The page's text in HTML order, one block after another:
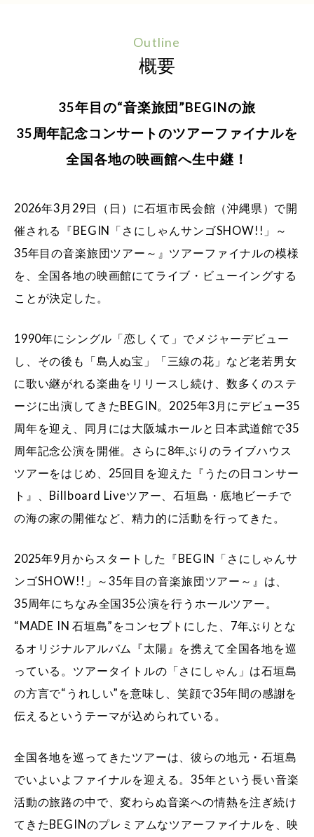
Outline
概要
35年目の“音楽旅団”BEGINの旅
35周年記念コンサートのツアーファイナルを
全国各地の映画館へ生中継！
2026年3月29日（日）に石垣市民会館（沖縄県）で開
催される『BEGIN「さにしゃんサンゴSHOW!!」～
35年目の音楽旅団ツアー～』ツアーファイナルの模様
を、全国各地の映画館にてライブ・ビューイングする
ことが決定した。
1990年にシングル「恋しくて」でメジャーデビュー
し、その後も「島人ぬ宝」「三線の花」など老若男女
に歌い継がれる楽曲をリリースし続け、数多くのステ
ージに出演してきたBEGIN。2025年3月にデビュー35
周年を迎え、同月には大阪城ホールと日本武道館で35
周年記念公演を開催。さらに8年ぶりのライブハウス
ツアーをはじめ、25回目を迎えた『うたの日コンサー
ト』、Billboard Liveツアー、石垣島・底地ビーチで
の海の家の開催など、精力的に活動を行ってきた。
2025年9月からスタートした『BEGIN「さにしゃんサ
ンゴSHOW!!」～35年目の音楽旅団ツアー～』は、
35周年にちなみ全国35公演を行うホールツアー。
“MADE IN 石垣島”をコンセプトにした、7年ぶりとな
るオリジナルアルバム『太陽』を携えて全国各地を巡
っている。ツアータイトルの「さにしゃん」は石垣島
の方言で“うれしい”を意味し、笑顔で35年間の感謝を
伝えるというテーマが込められている。
全国各地を巡ってきたツアーは、彼らの地元・石垣島
でいよいよファイナルを迎える。35年という長い音楽
活動の旅路の中で、変わらぬ音楽への情熱を注ぎ続け
てきたBEGINのプレミアムなツアーファイナルを、映